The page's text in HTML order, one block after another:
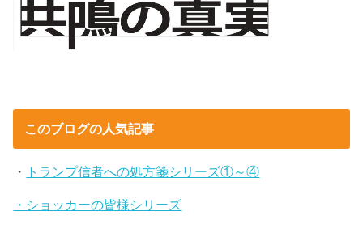
このブログの人気記事
・ トランプ信者への処方箋シリーズ①～④
・ショッカーの皆様シリーズ